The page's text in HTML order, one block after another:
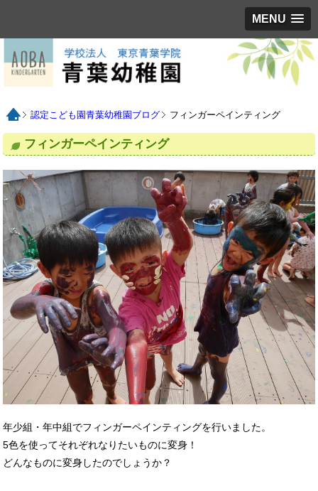
MENU
認定こども園青葉幼稚園ブログ フィンガーペインティング
フィンガーペインティング
年少組・年中組でフィンガーペインティングを行いました。
5色を使ってそれぞれなりたいものに変身！
どんなものに変身したのでしょうか？